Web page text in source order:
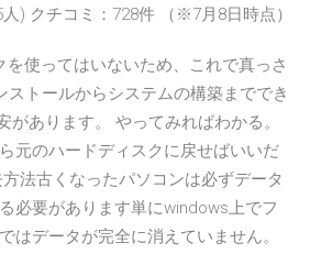
) クチコミ：728件 （※7月8日時点）
を使ってはいないため、これで真っさ
ストールからシステムの構築まででき
があります。 やってみればわかる。
元のハードディスクに戻せばいいだ
法古くなったパソコンは必ずデータ
必要があります単にwindows上でフ
はデータが完全に消えていません。